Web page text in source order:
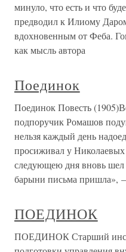
минуло, что есть и что
предводил к Илиому
вдохновенным от Феба.
как мысль автора
Поединок
Поединок Повесть
подпоручик Ромашов
нельзя каждый день
просиживал у
следующею дня вновь
барыни письма пришла»,
ПОЕДИНОК
ПОЕДИНОК Старший